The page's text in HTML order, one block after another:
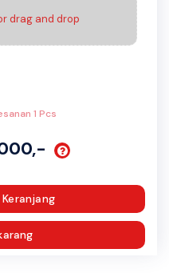
drag and drop
1 Pcs